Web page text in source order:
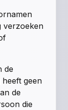
verzoeken
de
geen
de
die